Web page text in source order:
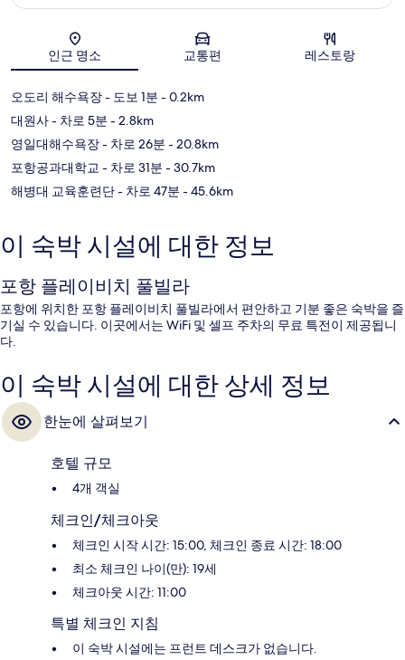
인근 명소 교통편 레스토랑
오도리 해수욕장- 도보 1분 - 0.2km
대원사- 차로 5분 - 2.8km
영일대해수욕장- 차로 26분 - 20.8km
포항공과대학교 - 차로 31분 - 30.7km
해병대 교육훈련단- 차로 47분 - 45.6km
이 숙박 시설에 대한 정보
포항 플레이비치 풀빌라
포항에 위치한 포항 플레이비치 풀빌라에서 편안하고 기분 좋은 숙박을 즐
기실 수 있습니다. 이곳에서는 WiFi 및 셀프 주차의 무료 특전이 제공됩니
다.
이 숙박 시설에 대한 상세 정보
한눈에 살펴보기
호텔 규모
4개 객실
체크인/체크아웃
체크인 시작 시간: 15:00, 체크인 종료 시간: 18:00
최소 체크인 나이(만): 19세
체크아웃 시간: 11:00
특별 체크인 지침
이 숙박 시설에는 프런트 데스크가 없습니다.